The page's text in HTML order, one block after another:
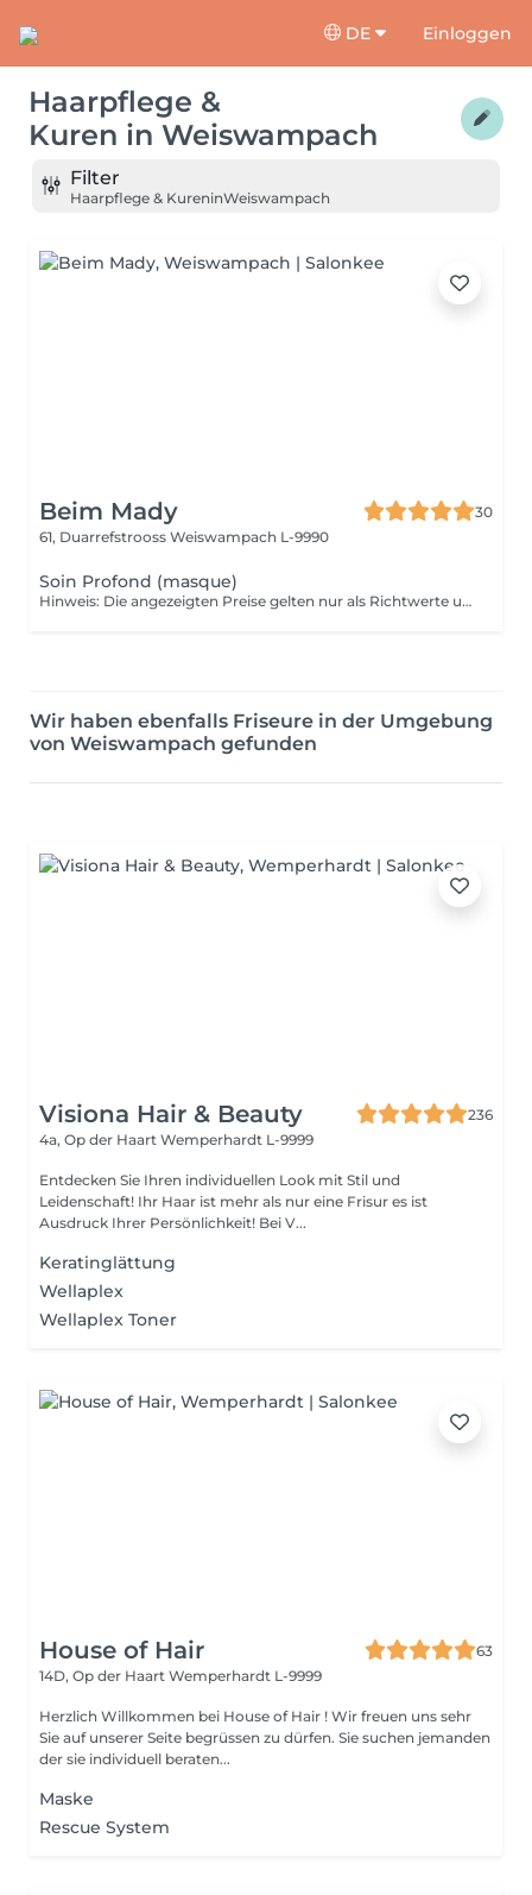
DE Einloggen
Haarpflege &
Kuren in Weiswampach
Filter
Haarpflege & KureninWeiswampach
Beim Mady
30
61, Duarrefstrooss Weiswampach L-9990
Soin Profond (masque)
Hinweis: Die angezeigten Preise gelten nur als Richtwerte und können sich je nach Art, Dauer und Komplexität der Dienstleistung, welche Ihnen vor Ort angeboten wird, ändern.
Wir haben ebenfalls Friseure in der Umgebung
von Weiswampach gefunden
Visiona Hair & Beauty
236
4a, Op der Haart Wemperhardt L-9999
Entdecken Sie Ihren individuellen Look mit Stil und
Leidenschaft! Ihr Haar ist mehr als nur eine Frisur es ist
Ausdruck Ihrer Persönlichkeit! Bei V...
Keratinglättung
Wellaplex
Wellaplex Toner
House of Hair
63
14D, Op der Haart Wemperhardt L-9999
Herzlich Willkommen bei House of Hair ! Wir freuen uns sehr
Sie auf unserer Seite begrüssen zu dürfen. Sie suchen jemanden
der sie individuell beraten...
Maske
Rescue System